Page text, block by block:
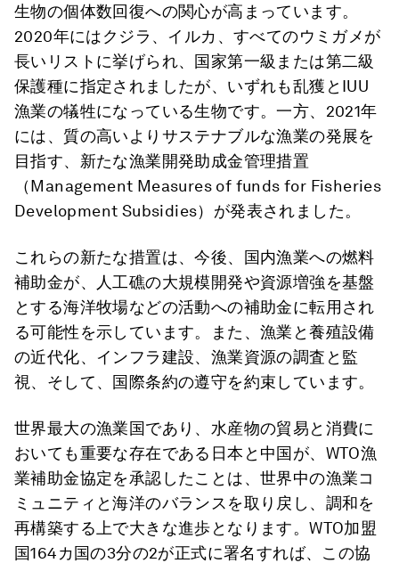
生物の個体数回復への関心が高まっています。
2020年にはクジラ、イルカ、すべてのウミガメが
長いリストに挙げられ、国家第一級または第二級
保護種に指定されましたが、いずれも乱獲とIUU
漁業の犠牲になっている生物です。一方、2021年
には、質の高いよりサステナブルな漁業の発展を
目指す、新たな漁業開発助成金管理措置
（Management Measures of funds for Fisheries
Development Subsidies）が発表されました。
これらの新たな措置は、今後、国内漁業への燃料
補助金が、人工礁の大規模開発や資源増強を基盤
とする海洋牧場などの活動への補助金に転用され
る可能性を示しています。また、漁業と養殖設備
の近代化、インフラ建設、漁業資源の調査と監
視、そして、国際条約の遵守を約束しています。
世界最大の漁業国であり、水産物の貿易と消費に
おいても重要な存在である日本と中国が、WTO漁
業補助金協定を承認したことは、世界中の漁業コ
ミュニティと海洋のバランスを取り戻し、調和を
再構築する上で大きな進歩となります。WTO加盟
国164カ国の3分の2が正式に署名すれば、この協